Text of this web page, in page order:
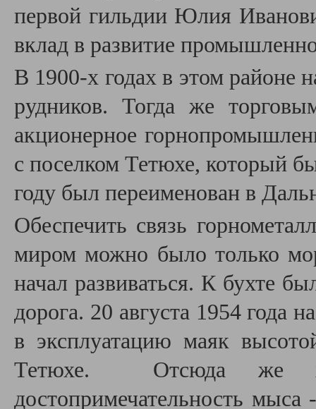
первой гильдии Юлия
вклад в развитие
В 1900-х годах в этом районе
рудников. Тогда же
акционерное
с поселком Тетюхе, который
году был переименован в
Обеспечить связь
миром можно было только
начал развиваться. К бухте
дорога. 20 августа 1954 года
в эксплуатацию маяк
Тетюхе. Отсюда же
достопримечательность